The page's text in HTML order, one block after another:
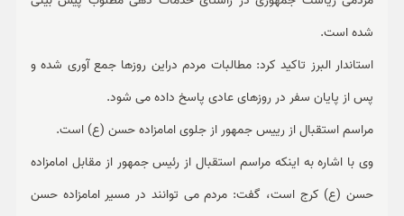
شده است.
استاندار البرز تاکید کرد: مطالبات مردم دراین روزها جمع آوری شده و
پس از پایان سفر در روزهای عادی پاسخ داده می شود.
مراسم استقبال از رییس جمهور از جلوی امامزاده حسن (ع) است.
وی با اشاره به اینکه مراسم استقبال از رئیس جمهور از مقابل امامزاده
حسن (ع) کرج است، گفت: مردم می توانند در مسیر امامزاده حسن